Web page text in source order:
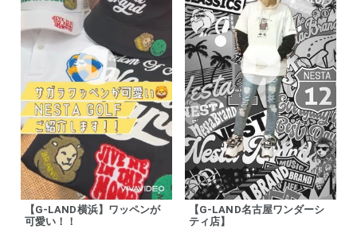
【G-LAND横浜】ワッペンが
可愛い！！
【G-LAND名古屋ワンダーシ
ティ店】